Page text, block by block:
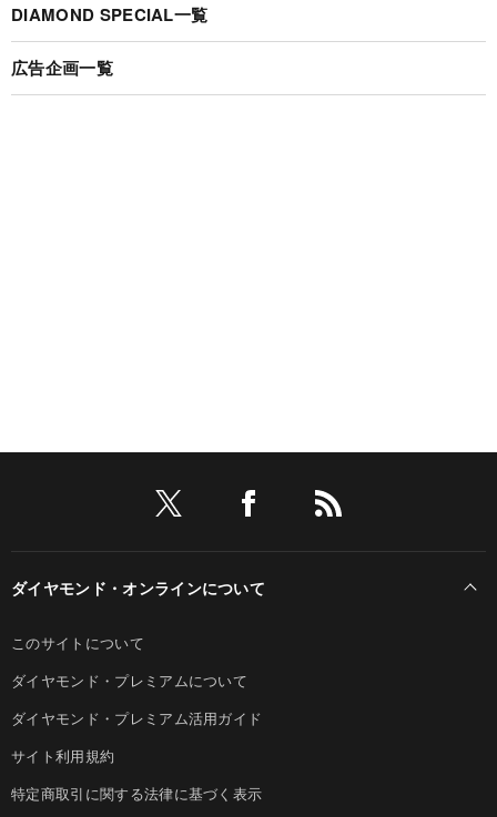
DIAMOND SPECIAL一覧
広告企画一覧
ダイヤモンド・オンラインについて
このサイトについて
ダイヤモンド・プレミアムについて
ダイヤモンド・プレミアム活用ガイド
サイト利用規約
特定商取引に関する法律に基づく表示